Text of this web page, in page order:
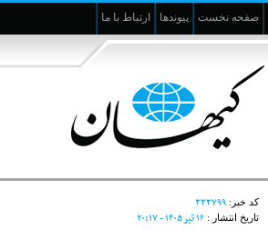
صفحه نخست پیوندها ارتباط با ما
کد خبر: ۳۳۳۷۹۹
تاریخ انتشار : ۱۶ تير ۱۴۰۵ - ۲۰:۱۷